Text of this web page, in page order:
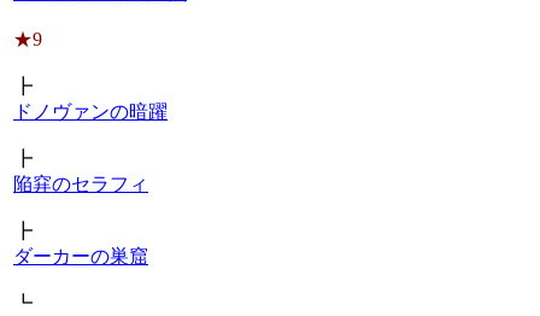
★9
┣
ドノヴァンの暗躍
┣
陥穽のセラフィ
┣
ダーカーの巣窟
┗